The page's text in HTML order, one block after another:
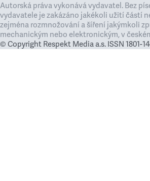
Autorská práva vykonává vydavatel. Bez
vydavatele je zakázáno jakékoli užití částí
zejména rozmnožování a šíření jakýmkoli
mechanickým nebo elektronickým, v
© Copyright Respekt Media a.s. ISSN 1801-